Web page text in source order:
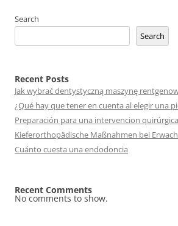
Search
Search
Recent Posts
Jak wybrać dentystyczną maszynę
¿Qué hay que tener en cuenta al elegir una
Preparación para una intervencion
Kieferorthopädische Maßnahmen bei
Cuánto cuesta una endodoncia
Recent Comments
No comments to show.